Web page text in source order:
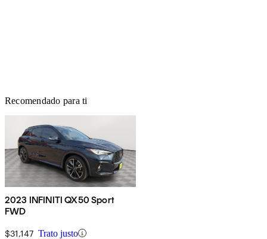
Recomendado para ti
2023 INFINITI QX50 Sport
FWD
$31,147 Trato justo